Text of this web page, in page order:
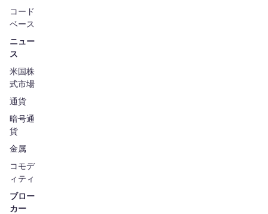
コード
ベース
ニュー
ス
米国株
式市場
通貨
暗号通
貨
金属
コモデ
ィティ
ブロー
カー